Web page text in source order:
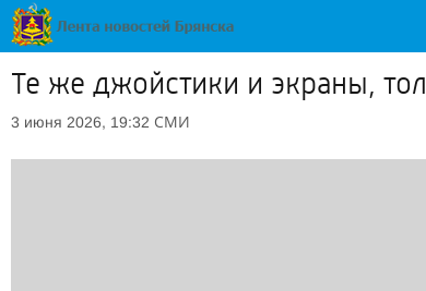
Те же джойстики и экраны,
3 июня 2026, 19:32 СМИ